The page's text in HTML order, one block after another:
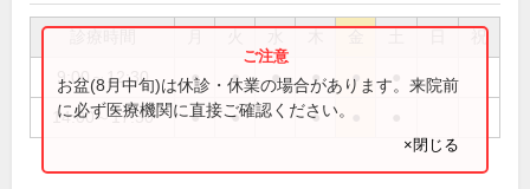
祝
9:00～12:30 ● ● ● ● ●
14:00～17:30 ● ● ●
お盆(8月中旬)は休診・休業の場合があります。来院前
に必ず医療機関に直接ご確認ください。
×閉じる